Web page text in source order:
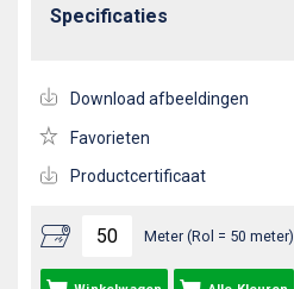
Meter (Rol = 50 meter)
Specificaties
Download afbeeldingen
Favorieten
Productcertificaat